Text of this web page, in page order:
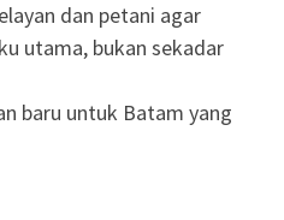
dan petani agar
utama, bukan sekadar
baru untuk Batam yang